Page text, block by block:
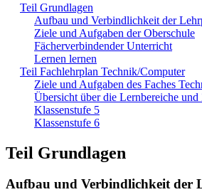
Teil Grundlagen
Aufbau und Verbindlichkeit der
Ziele und Aufgaben der Oberschule
Fächerverbindender Unterricht
Lernen lernen
Teil Fachlehrplan Technik/Computer
Ziele und Aufgaben des Faches
Übersicht über die Lernbereiche
Klassenstufe 5
Klassenstufe 6
Teil Grundlagen
Aufbau und Verbindlichkeit der